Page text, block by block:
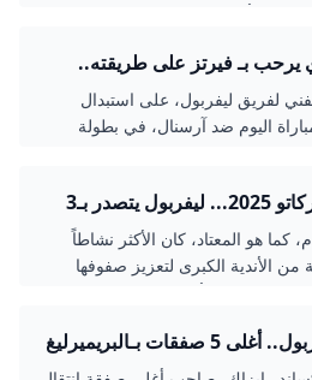
يرحب بـ فيرتز على طريقته..
- بطولات
لفريق ليفربول، على استبدال
اليوم ضد آرسنال، في بطولة
أغلى 10 صفقات في ميركاتو 2025... ليفربول يتصدر بـ3
كما هو المعتاد، كان الأكثر نشاطاً
الأندية الكبرى لتعزيز صفوفها
بـالبريميرليغ